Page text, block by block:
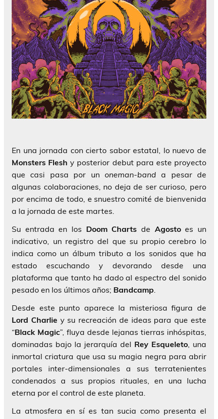
En una jornada con cierto sabor estatal, lo nuevo de
Monsters Flesh y posterior debut para este proyecto
que casi pasa por un oneman-band a pesar de
algunas colaboraciones, no deja de ser curioso, pero
por encima de todo, e snuestro comité de bienvenida
a la jornada de este martes.
Su entrada en los Doom Charts de Agostoes un
indicativo, un registro del que su propio cerebro lo
indica como un álbum tributo a los sonidos que ha
estado escuchando y devorando desde una
plataforma que tanto ha dado al espectro del sonido
pesado en los últimos años; Bandcamp.
Desde este punto aparece la misteriosa figura de
Lord Charlie y su recreación de ideas para que este
“Black Magic”, fluya desde lejanas tierras inhóspitas,
dominadas bajo la jerarquía del Rey Esqueleto, una
inmortal criatura que usa su magia negra para abrir
portales inter-dimensionales a sus terratenientes
condenados a sus propios rituales, en una lucha
eterna por el control de este planeta.
La atmosfera en sí es tan sucia como presenta el